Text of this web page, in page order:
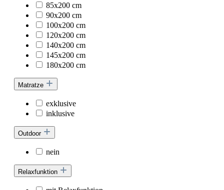
85x200 cm
90x200 cm
100x200 cm
120x200 cm
140x200 cm
145x200 cm
180x200 cm
Matratze
exklusive
inklusive
Outdoor
nein
Relaxfunktion